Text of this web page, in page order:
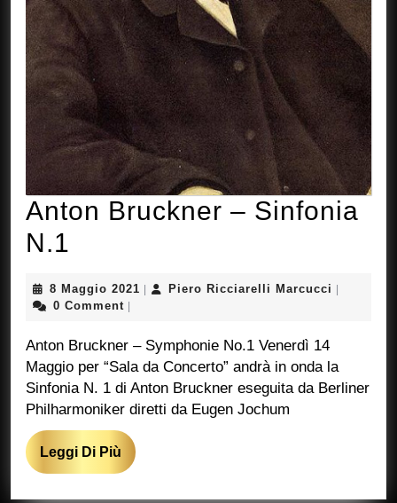
Anton Bruckner – Sinfonia
N.1
–
Sinfonia
N.1
8 Maggio 2021 8| Piero Ricciarelli Marcucci Piero
|
0 Comment |
Anton Bruckner – Symphonie No.1 Venerdì 14
Maggio per “Sala da Concerto” andrà in onda la
Sinfonia N. 1 di Anton Bruckner eseguita da Berliner
Philharmoniker diretti da Eugen Jochum
Leggi Di Più Leggi
Di